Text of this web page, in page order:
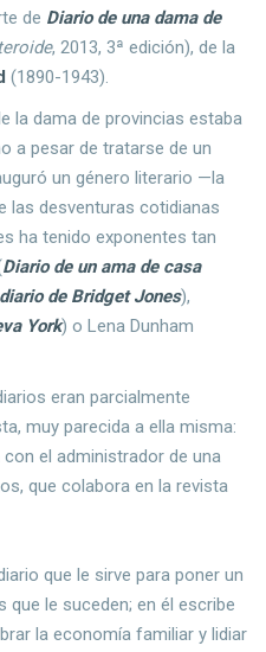
de Diario de una dama de
, 2013, 3ª edición), de la
(1890-1943).
la dama de provincias estaba
a pesar de tratarse de un
un género literario —la
las desventuras cotidianas
ha tenido exponentes tan
Diario de un ama de casa
de Bridget Jones),
York) o Lena Dunham
eran parcialmente
muy parecida a ella misma:
el administrador de una
que colabora en la revista
que le sirve para poner un
le suceden; en él escribe
la economía familiar y lidiar